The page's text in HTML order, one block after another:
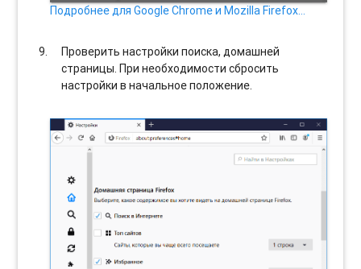
Подробнее для Google Chrome и Mozilla Firefox…
Проверить настройки поиска, домашней
страницы. При необходимости сбросить
настройки в начальное положение.